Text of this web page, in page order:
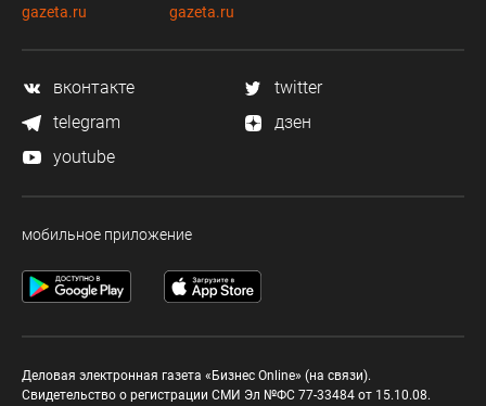
gazeta.ru
gazeta.ru
вконтакте
twitter
telegram
дзен
youtube
мобильное приложение
Деловая электронная газета «Бизнес Online» (на связи).
Свидетельство о регистрации СМИ Эл №ФС 77-33484 от 15.10.08.